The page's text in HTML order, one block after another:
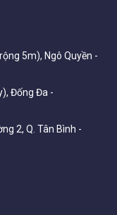
trên file
hikvision/
5m), Ngô Quyền -
Đống Đa -
2, Q. Tân Bình -